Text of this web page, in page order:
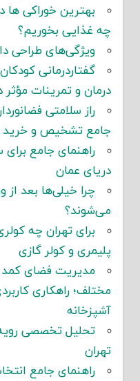
بهترین خوراکی ها
چه غذایی بخوریم؟
ویژگی‌های طراحی
گفتاردرمانی
درمان و تمرینات مؤثر
راز سلامتی
جامع تشخیص و خرید
راهنمای جامع
دریای عمان
چرا خیلی‌ها بعد از
می‌شوند؟
برای تهران چه
پلیمری و کولر گازی
مدیریت فضای کمد
مختلف؛ راهکاری
آشپزخانه
تحلیل تخصصی
تهران
راهنمای جامع